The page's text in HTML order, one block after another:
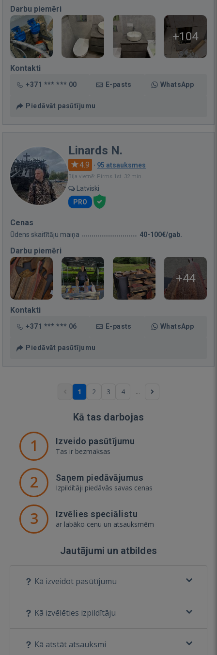
Darbu piemēri
+104
Kontakti
+371 *** *** 00 E-pasts WhatsApp
Piedāvāt pasūtījumu
Linards N.
4.9 · 95 atsauksmes
Bija vietnē: Pirms 1st. 32 min.
Latviski
PRO
Cenas
Ūdens skaitītāju maiņa 40-100€/gab.
Darbu piemēri
+44
Kontakti
+371 *** *** 06 E-pasts WhatsApp
Piedāvāt pasūtījumu
1 2 3 4 ...
Kā tas darbojas
1 Izveido pasūtījumu
Tas ir bezmaksas
2 Saņem piedāvājumus
Izpildītāji piedāvās savas cenas
3 Izvēlies speciālistu
ar labāko cenu un atsauksmēm
Jautājumi un atbildes
Kā izveidot pasūtījumu
Kā izvēlēties izpildītāju
Kā atstāt atsauksmi